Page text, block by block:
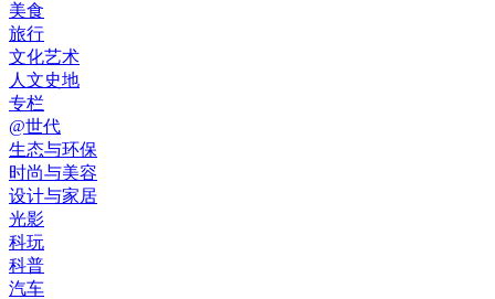
美食
旅行
文化艺术
人文史地
专栏
@世代
生态与环保
时尚与美容
设计与家居
光影
科玩
科普
汽车